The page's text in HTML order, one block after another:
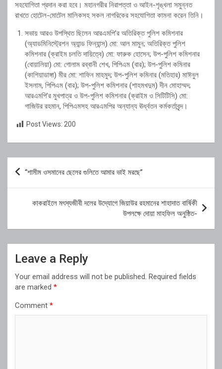
সহযোগিতা প্রদান করা হবে। মহানগরীর নিরাপত্তা ও আইন-শৃঙ্খলা সমুন্নত
রাখতে হোটেল-মোটেল মালিকসহ সকল নাগরিকের সহযোগিতা কামনা করেন তিনি।
সভায় আরও উপস্থিত ছিলেন আরএমপি’র অতিরিক্ত পুলিশ কমিশনার
(অ্যাডমিনিস্ট্রেশন অ্যান্ড ফিন্যান্স) মো: আল মামুন; অতিরিক্ত পুলিশ
কমিশনার (ক্রাইম চলতি দায়িত্বে) মো: ফারুক হোসেন; উপ-পুলিশ কমিশনার
(বোয়ালিয়া) মো: গোলাম রব্বানী শেখ, পিপিএম (বার); উপ-পুলিশ কমিনার
(কাশিয়াডাঙ্গা) মীর মো: শাফিন মাহমুদ; উপ-পুলিশ কমিনার (মতিহার) মাঈনুল
ইসলাম, পিপিএম (বার); উপ-পুলিশ কমিশনার (শাহমখদুম) দীন মোহাম্মদ;
আরএমপি’র মুখপাত্র ও উপ-পুলিশ কমিশনার (ক্রাইম ও সিটিটিসি) মো:
গাজিউর রহমান, পিপিএমসহ আরএমপির অন্যান্য ঊর্ধ্বতন কর্মকর্তাবৃন্দ।
Post Views: 200
Post
“শামীম ওসমানের ছেলের গুলিতে আমার ভাই মরছে”
কাকরাইলে মৎস্যজীবী দলের উদ্যোগে জিয়াউর রহমানের শাহাদাত বার্ষিকী
উপলক্ষে দোয়া মাহফিল অনুষ্ঠিত-
Leave a Reply
Your email address will not be published. Required fields
are marked *
Comment *